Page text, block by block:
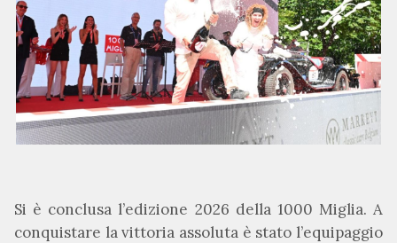
Si è conclusa l’edizione 2026 della 1000 Miglia. A
conquistare la vittoria assoluta è stato l’equipaggio